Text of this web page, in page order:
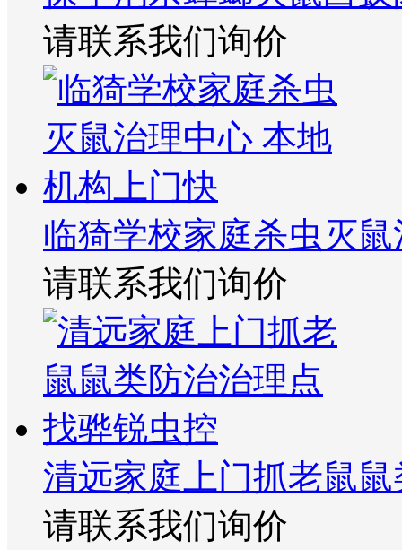
请联系我们询价
临猗学校家庭杀虫灭
请联系我们询价
清远家庭上门抓老鼠
请联系我们询价